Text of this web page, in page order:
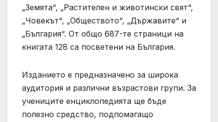
„Земята“, „Растителен и животински свят“,
„Човекът“, „Обществото“, „Държавите“ и
„България“. От общо 687-те страници на
книгата 128 са посветени на България.
Изданието е предназначено за широка
аудитория и различни възрастови групи. За
учениците енциклопедията ще бъде
полезно средство, подпомагащо